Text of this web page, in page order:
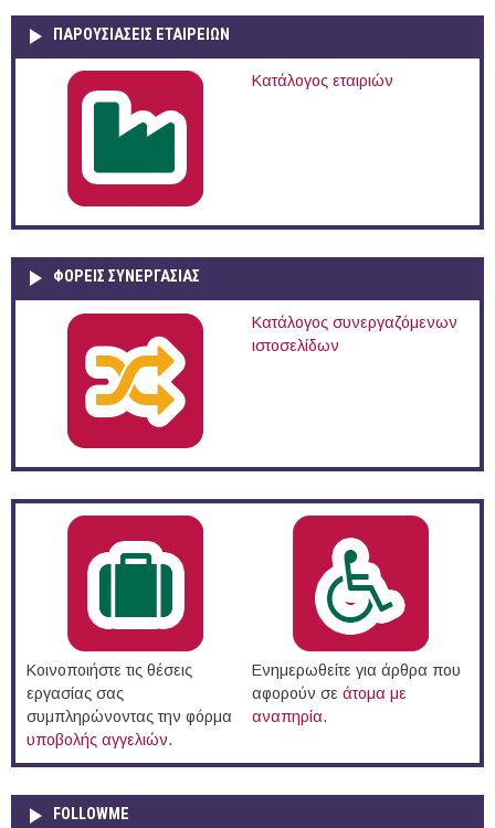
ΠΑΡΟΥΣΙΆΣΕΙΣ ΕΤΑΙΡΕΙΏΝ
Κατάλογος εταιριών
ΦΟΡΕΙΣ ΣΥΝΕΡΓΑΣΙΑΣ
Κατάλογος συνεργαζόμενων
ιστοσελίδων
Κοινοποιήστε τις θέσεις
εργασίας σας
συμπληρώνοντας την φόρμα
υποβολής αγγελιών.
Ενημερωθείτε για άρθρα που
αφορούν σε άτομα με
αναπηρία.
FOLLOWME